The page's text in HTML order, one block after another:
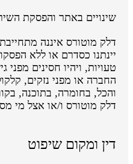
שינויים באתר והפסקת
דלק מוטורס איננה מתחייבת
יינתנו כסדרם או ללא
טעויות, ויהיו חסינים מפני
החברה או מפני נזקים,
והכל, בחומרה, בתוכנה,
דלק מוטורס ו/או אצל מי
דין ומקום שיפוט